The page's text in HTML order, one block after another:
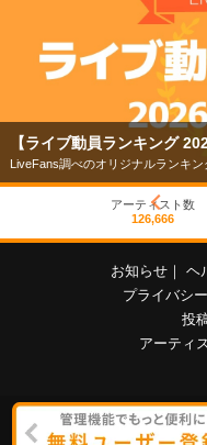
【ライブ動員ランキング
LiveFans調べのオリジナルランキン
アーティスト数
126,666
お知らせ ｜ ヘ
プライバシ
投
アーティ